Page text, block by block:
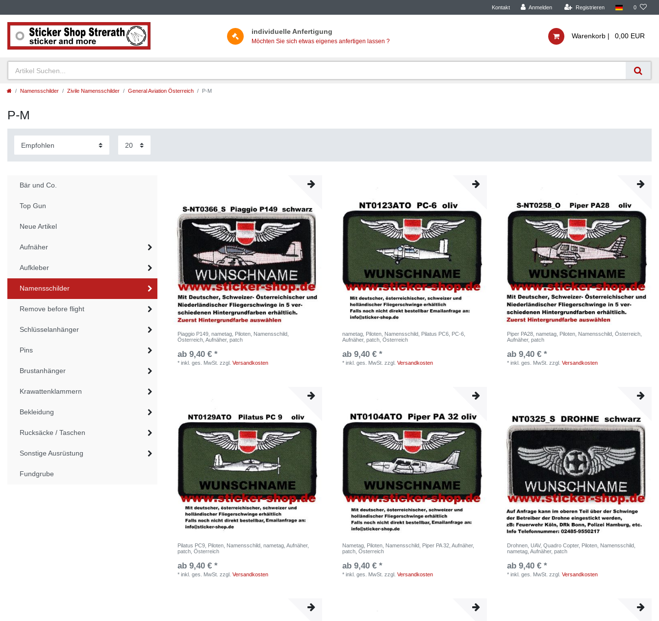
Kontakt Anmelden Registrieren 0
individuelle Anfertigung
Möchten Sie sich etwas eigenes anfertigen lassen ?
Warenkorb | 0,00 EUR
Namensschilder Zivile Namensschilder General Aviation Österreich P-M
P-M
Bär und Co.
Top Gun
Neue Artikel
Aufnäher
Aufkleber
Namensschilder
Remove before flight
Schlüsselanhänger
Pins
Brustanhänger
Krawattenklammern
Bekleidung
Rucksäcke / Taschen
Sonstige Ausrüstung
Fundgrube
Piaggio P149, nametag, Piloten, Namensschild,
Österreich, Aufnäher, patch
ab 9,40 € *
*inkl. ges. MwSt. zzgl.Versandkosten
nametag, Piloten, Namensschild, Pilatus PC6, PC-6,
Aufnäher, patch, Österreich
ab 9,40 € *
*inkl. ges. MwSt. zzgl.Versandkosten
Piper PA28, nametag, Piloten, Namensschild, Österreich,
Aufnäher, patch
ab 9,40 € *
*inkl. ges. MwSt. zzgl.Versandkosten
Pilatus PC9, Piloten, Namensschild, nametag, Aufnäher,
patch, Österreich
ab 9,40 € *
*inkl. ges. MwSt. zzgl.Versandkosten
Nametag, Piloten, Namensschild, Piper PA 32, Aufnäher,
patch, Österreich
ab 9,40 € *
*inkl. ges. MwSt. zzgl.Versandkosten
Drohnen, UAV, Quadro Copter, Piloten, Namensschild,
nametag, Aufnäher, patch
ab 9,40 € *
*inkl. ges. MwSt. zzgl.Versandkosten